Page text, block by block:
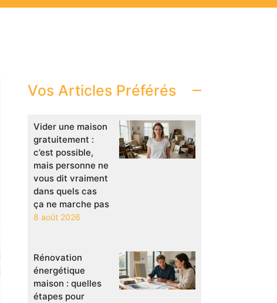
Vos Articles Préférés
Vider une maison
gratuitement :
c’est possible,
mais personne ne
vous dit vraiment
dans quels cas
ça ne marche pas
8 août 2026
Rénovation
énergétique
maison : quelles
étapes pour